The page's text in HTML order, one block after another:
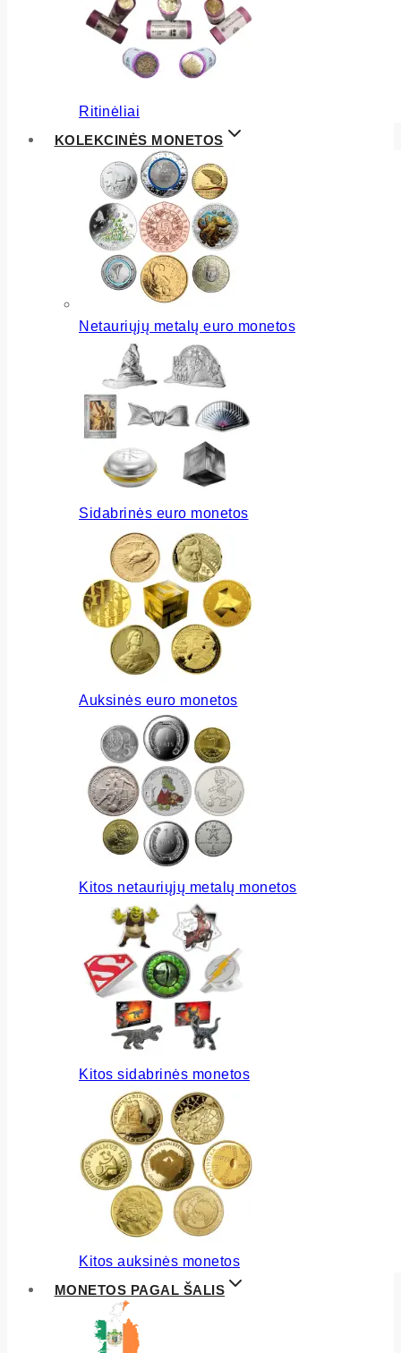
Ritinėliai
KOLEKCINĖS MONETOS
Netauriųjų metalų euro monetos
Sidabrinės euro monetos
Auksinės euro monetos
Kitos netauriųjų metalų monetos
Kitos sidabrinės monetos
Kitos auksinės monetos
MONETOS PAGAL ŠALIS